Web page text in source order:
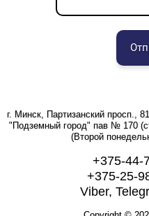
г. Минск, Партизанский просп.,
"Подземный город" пав № 170
(Второй
+375-44-
+375-25-
Viber,